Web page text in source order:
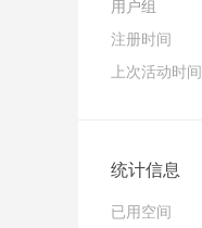
用户组
注册时间
上次活动时间
统计信息
已用空间